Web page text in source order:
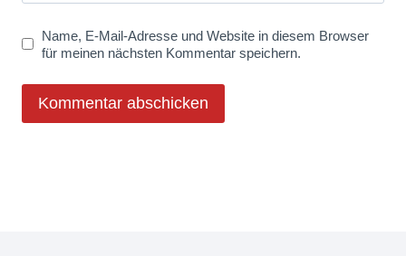
Name, E-Mail-Adresse und Website in diesem Browser
für meinen nächsten Kommentar speichern.